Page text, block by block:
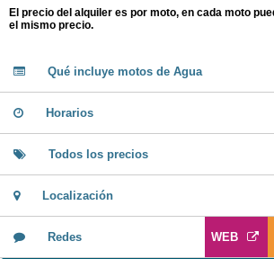
El precio del alquiler es por moto, en cada moto
el mismo precio.
Qué incluye motos de Agua
Horarios
Todos los precios
Localización
Redes WEB